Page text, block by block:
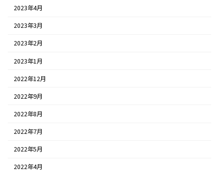
2023年4月
2023年3月
2023年2月
2023年1月
2022年12月
2022年9月
2022年8月
2022年7月
2022年5月
2022年4月